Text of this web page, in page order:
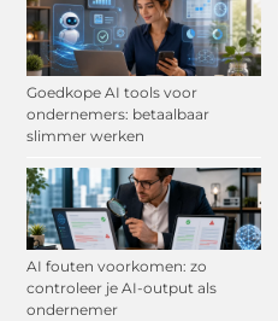
Goedkope AI tools voor
ondernemers: betaalbaar
slimmer werken
AI fouten voorkomen: zo
controleer je AI-output als
ondernemer